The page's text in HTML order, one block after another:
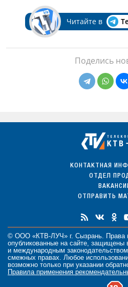
Читайте в
Поделись
КОНТАКТНАЯ
ОТДЕЛ
ОТПРАВИТЬ
© ООО «КТВ-ЛУЧ» г. Сызрань. Права
опубликованные на сайте, защищены
и международным
смежных правах. Любое
возможно только при указании
Правила применения